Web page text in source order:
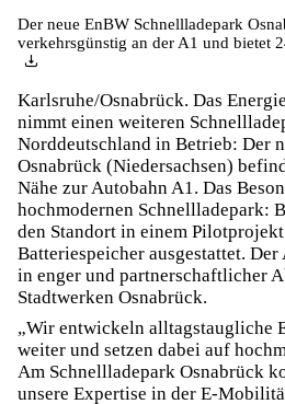
Der neue EnBW Schnellladepark
verkehrsgünstig an der A1 und bietet
Karlsruhe/Osnabrück. Das
nimmt einen weiteren
Norddeutschland in Betrieb: Der
Osnabrück (Niedersachsen)
Nähe zur Autobahn A1. Das
hochmodernen Schnellladepark:
den Standort in einem
Batteriespeicher ausgestattet.
in enger und partnerschaftlicher
Stadtwerken Osnabrück.
„Wir entwickeln alltagstaugliche
weiter und setzen dabei auf
Am Schnellladepark Osnabrück
unsere Expertise in der E-